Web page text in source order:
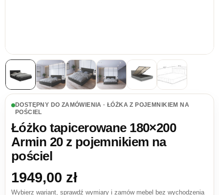
DOSTĘPNY DO ZAMÓWIENIA · ŁÓŻKA Z POJEMNIKIEM NA
POŚCIEL
Łóżko tapicerowane 180×200
Armin 20 z pojemnikiem na
pościel
1949,00 zł
Wybierz wariant, sprawdź wymiary i zamów mebel bez wychodzenia